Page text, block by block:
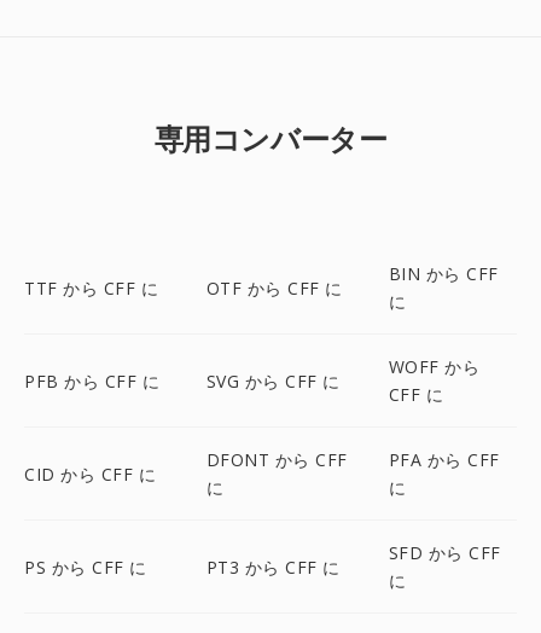
専用コンバーター
TTF から CFF に OTF から CFF に
BIN から CFF
に
PFB から CFF に SVG から CFF に
WOFF から
CFF に
CID から CFF に
DFONT から CFF
に
PFA から CFF
に
PS から CFF に PT3 から CFF に
SFD から CFF
に